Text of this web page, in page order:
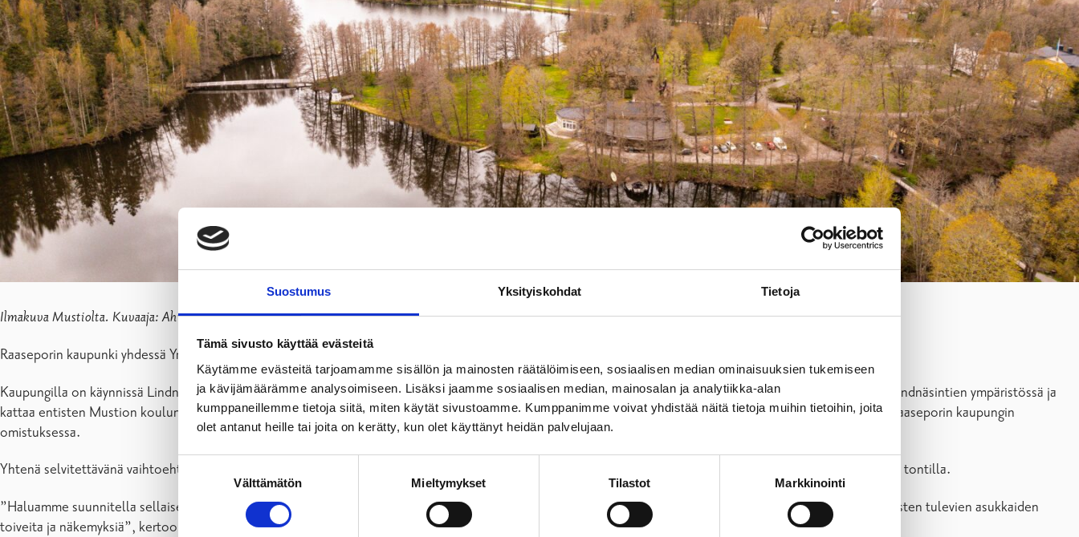
Suostumus Yksityiskohdat Tietoja
Tämä sivusto käyttää evästeitä
Käytämme evästeitä tarjoamamme sisällön ja mainosten räätälöimiseen, sosiaalisen median ominaisuuksien tukemiseen
ja kävijämäärämme analysoimiseen. Lisäksi jaamme sosiaalisen median, mainosalan ja analytiikka-alan
kumppaneillemme tietoja siitä, miten käytät sivustoamme. Kumppanimme voivat yhdistää näitä tietoja muihin tietoihin, joita
olet antanut heille tai joita on kerätty, kun olet käyttänyt heidän palvelujaan.
Suostumuksen
Välttämätön Mieltymykset Tilastot Markkinointi
Ilmakuva Mustiolta. Kuvaaja: Ahmed Alalousi, copyright: Raaseporin kaupunki
Raaseporin kaupunki yhdessä Yrkeshögskola Novian kanssa selvittää uusia mahdollisuuksia kehittää Lindnäsin aluetta Mustiolla.
Kaupungilla on käynnissä Lindnäsin asemakaavan muutos, jonka tavoitteena on mahdollistaa pientalojen rakentaminen. Suunnittelualue sijaitsee Mustiolla Lindnäsintien ympäristössä ja
kattaa entisten Mustion koulun ja päiväkodin alueet sekä viereisen puistoalueen. Kaava-alueen pinta-ala on noin 2,7 ha ja maa-alue on kokonaisuudessaan Raaseporin kaupungin
omistuksessa.
Yhtenä selvitettävänä vaihtoehtona on kaavoittaa alueelle tontteja minitaloille. Minitalo on noin 60 neliömetrin kokoinen omakotitalo, joka sijaitsee omalla tontilla.
”Haluamme suunnitella sellaisen asuinalueen, jolle olisi myös kysyntää. Siksi lähdimme selvittämään yhdessä Novian kanssa erilaisia vaihtoehtoja ja mahdollisten tulevien asukkaiden
toiveita ja näkemyksiä”, kertoo Raaseporin kaupungin kaavoitusinsinööri
Anne-May Sundström